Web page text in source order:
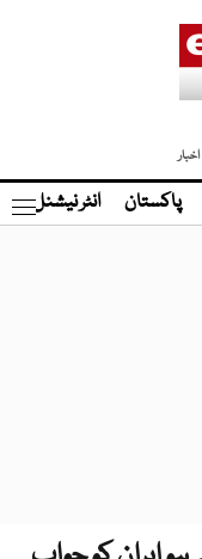
پاکستان انٹر نیشنل